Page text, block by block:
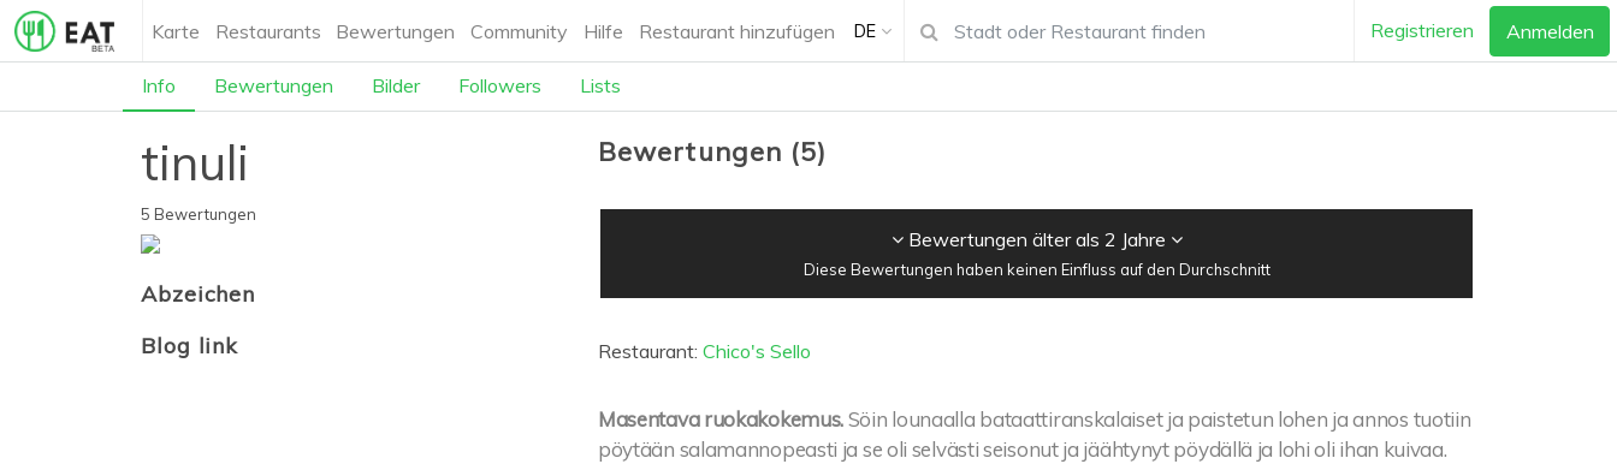
Karte Restaurants Bewertungen Community Hilfe Restaurant hinzufügen DE Registrieren Anmelden
Info Bewertungen Bilder Followers Lists
tinuli
5 Bewertungen
Abzeichen
Blog link
Bewertungen (5)
Bewertungen älter als 2 Jahre
Diese Bewertungen haben keinen Einfluss auf den Durchschnitt
Restaurant: Chico's Sello
Masentava ruokakokemus.Söin lounaalla bataattiranskalaiset ja paistetun lohen ja annos tuotiin
pöytään salamannopeasti ja se oli selvästi seisonut ja jäähtynyt pöydällä ja lohi oli ihan kuivaa.